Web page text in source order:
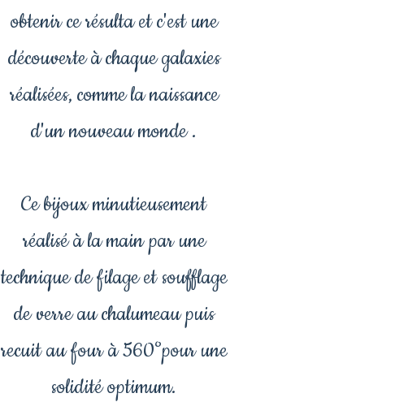
obtenir ce résulta et c'est une
découverte à chaque galaxies
réalisées, comme la naissance
d'un nouveau monde .
Ce bijoux minutieusement
réalisé à la main par une
technique de filage et soufflage
de verre au chalumeau puis
recuit au four à 560°pour une
solidité optimum.